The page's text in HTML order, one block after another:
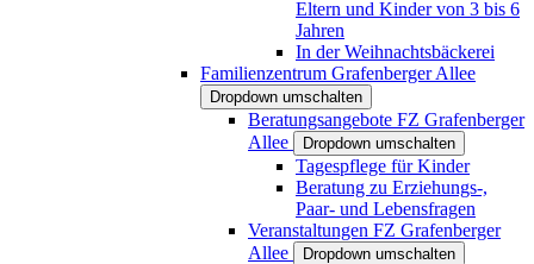
Eltern und Kinder von 3 bis 6
Jahren
In der Weihnachtsbäckerei
Familienzentrum Grafenberger Allee
Dropdown umschalten
Beratungsangebote FZ Grafenberger
Allee
Dropdown umschalten
Tagespflege für Kinder
Beratung zu Erziehungs-,
Paar- und Lebensfragen
Veranstaltungen FZ Grafenberger
Allee
Dropdown umschalten